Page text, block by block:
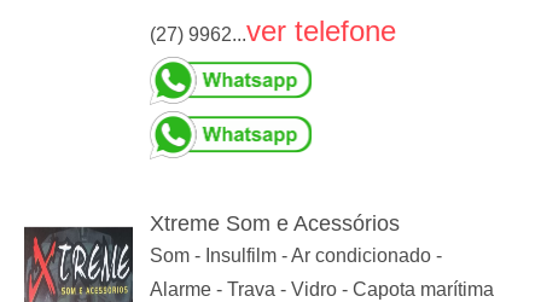
(27) 9962...ver telefone
Xtreme Som e Acessórios
Som - Insulfilm - Ar condicionado -
Alarme - Trava - Vidro - Capota marítima